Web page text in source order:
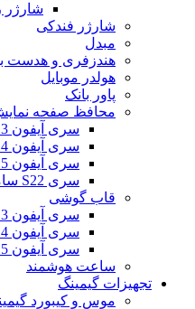
شارژر
شارژر فندکی
مبدل
هندزفری و هدست
هولدر موبایل
پاور بانک
محافظ صفحه
سری آیفون 13
سری آیفون 14
سری آیفون 15
سری S22 سامسونگ
قاب گوشی
سری آیفون 13
سری آیفون 14
سری آیفون 15
ساعت هوشمند
تجهیزات گیمینگ
موس و کیبورد